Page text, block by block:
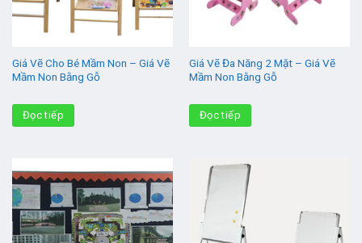
Giá Vẽ Cho Bé Mầm Non – Giá Vẽ
Mầm Non Bằng Gỗ
Đọc tiếp
Giá Vẽ Đa Năng 2 Mặt – Giá Vẽ
Mầm Non Bằng Gỗ
Đọc tiếp